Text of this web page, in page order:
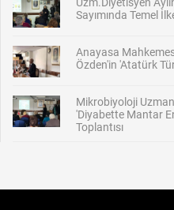
Sayımında Temel
Anayasa
Özden'in 'Atatürk
Mikrobiyoloji
'Diyabette Mantar
Toplantısı